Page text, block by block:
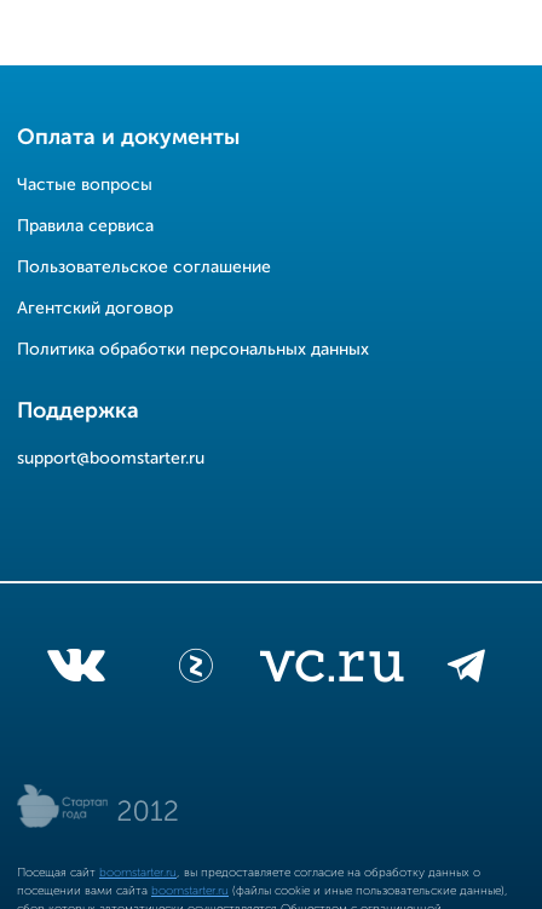
Оплата и документы
Частые вопросы
Правила сервиса
Пользовательское соглашение
Агентский договор
Политика обработки персональных данных
Поддержка
support@boomstarter.ru
Посещая сайт boomstarter.ru , вы предоставляете согласие на обработку данных о
посещении вами сайта boomstarter.ru (файлы cookie и иные пользовательские данные),